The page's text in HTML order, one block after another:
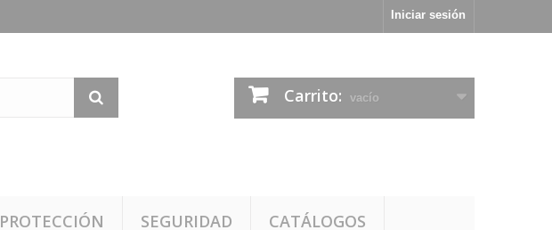
Iniciar sesión
Carrito: vacío
PROTECCIÓN SEGURIDAD CATÁLOGOS